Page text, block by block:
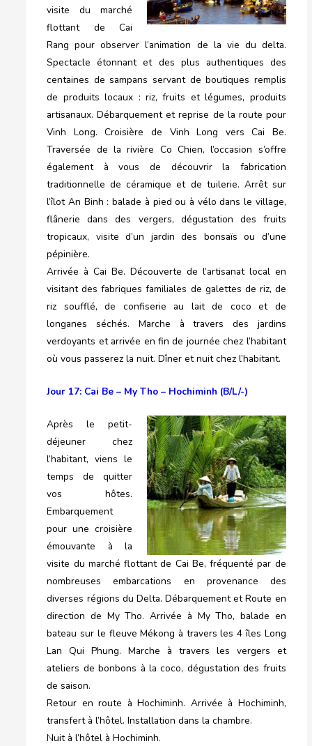
visite du marché
flottant de Cai
Rang pour observer l’animation de la vie du delta.
Spectacle étonnant et des plus authentiques des
centaines de sampans servant de boutiques remplis
de produits locaux : riz, fruits et légumes, produits
artisanaux. Débarquement et reprise de la route pour
Vinh Long. Croisière de Vinh Long vers Cai Be.
Traversée de la rivière Co Chien, l’occasion s’offre
également à vous de découvrir la fabrication
traditionnelle de céramique et de tuilerie. Arrêt sur
l’îlot An Binh : balade à pied ou à vélo dans le village,
flânerie dans des vergers, dégustation des fruits
tropicaux, visite d’un jardin des bonsaïs ou d’une
pépinière.
Arrivée à Cai Be. Découverte de l’artisanat local en
visitant des fabriques familiales de galettes de riz, de
riz soufflé, de confiserie au lait de coco et de
longanes séchés. Marche à travers des jardins
verdoyants et arrivée en fin de journée chez l’habitant
où vous passerez la nuit. Dîner et nuit chez l’habitant.
Jour 17: Cai Be – My Tho – Hochiminh (B/L/-)
Après le petit-
déjeuner chez
l’habitant, viens le
temps de quitter
vos hôtes.
Embarquement
pour une croisière
émouvante à la
visite du marché flottant de Cai Be, fréquenté par de
nombreuses embarcations en provenance des
diverses régions du Delta. Débarquement et Route en
direction de My Tho. Arrivée à My Tho, balade en
bateau sur le fleuve Mékong à travers les 4 îles Long
Lan Qui Phung. Marche à travers les vergers et
ateliers de bonbons à la coco, dégustation des fruits
de saison.
Retour en route à Hochiminh. Arrivée à Hochiminh,
transfert à l’hôtel. Installation dans la chambre.
Nuit à l’hôtel à Hochiminh.